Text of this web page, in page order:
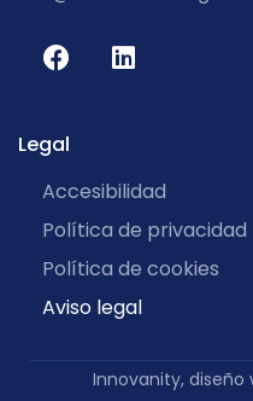
Legal
Accesibilidad
Política de privacidad
Política de cookies
Aviso legal
Innovanity, diseño